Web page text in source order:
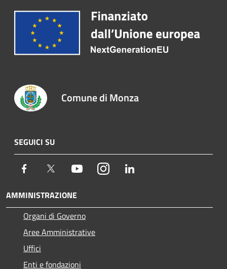
Comune di Monza
SEGUICI SU
Facebook Twitter YoutubeInstagram
AMMINISTRAZIONE
Organi di Governo
Aree Amministrative
Uffici
Enti e fondazioni